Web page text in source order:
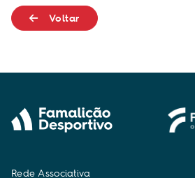
Voltar
Rede Associativa